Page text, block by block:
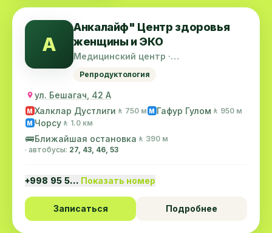
А
Анкалайф" Центр здоровья
женщины и ЭКО
Медицинский центр ·
Репродуктология
ул. Бешагач, 42 А
M Халклар Дустлиги 🚶 750 м M Гафур Гулом 🚶 950 м
M Чорсу 🚶 1.0 км
🚌Ближайшая остановка 🚶 390 м
· автобусы: 27, 43, 46, 53
+998 95 5… Показать номер
Записаться Подробнее